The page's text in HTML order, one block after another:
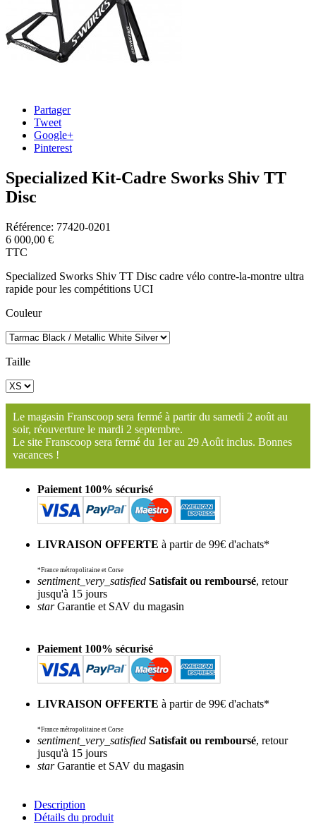
Partager
Tweet
Google+
Pinterest
Specialized Kit-Cadre Sworks Shiv TT
Disc
Référence: 77420-0201
6 000,00 €
TTC
Specialized Sworks Shiv TT Disc cadre vélo contre-la-montre ultra
rapide pour les compétitions UCI
Couleur
Taille
Le magasin Franscoop sera fermé à partir du samedi 2 août au
soir, réouverture le mardi 2 septembre.
Le site Franscoop sera fermé du 1er au 29 Août inclus. Bonnes
vacances !
Paiement 100% sécurisé
LIVRAISON OFFERTE à partir de 99€ d'achats*
*France métropolitaine et Corse
sentiment_very_satisfied Satisfait ou remboursé, retour
jusqu'à 15 jours
starGarantie et SAV du magasin
Paiement 100% sécurisé
LIVRAISON OFFERTE à partir de 99€ d'achats*
*France métropolitaine et Corse
sentiment_very_satisfied Satisfait ou remboursé, retour
jusqu'à 15 jours
starGarantie et SAV du magasin
Description
Détails du produit